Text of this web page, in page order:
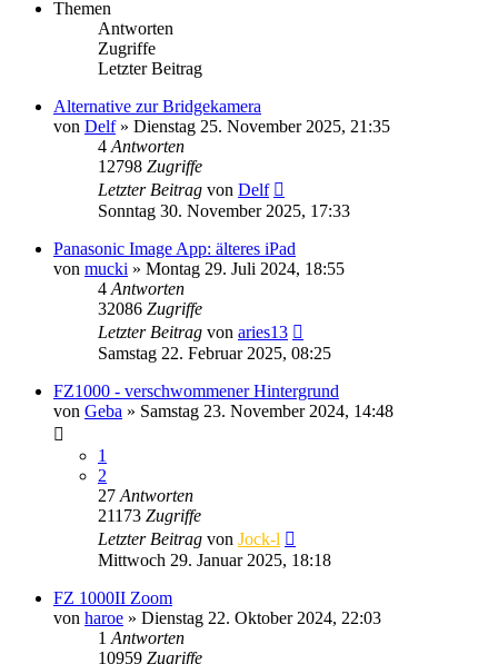
Themen
Antworten
Zugriffe
Letzter Beitrag
Alternative zur Bridgekamera
von Delf» Dienstag 25. November 2025, 21:35
4 Antworten
12798 Zugriffe
Letzter Beitrag von Delf
Sonntag 30. November 2025, 17:33
Panasonic Image App: älteres iPad
von mucki » Montag 29. Juli 2024, 18:55
4 Antworten
32086 Zugriffe
Letzter Beitrag von aries13
Samstag 22. Februar 2025, 08:25
FZ1000 - verschwommener Hintergrund
von Geba » Samstag 23. November 2024, 14:48
1
2
27 Antworten
21173 Zugriffe
Letzter Beitrag von Jock-l
Mittwoch 29. Januar 2025, 18:18
FZ 1000II Zoom
von haroe » Dienstag 22. Oktober 2024, 22:03
1 Antworten
10959 Zugriffe